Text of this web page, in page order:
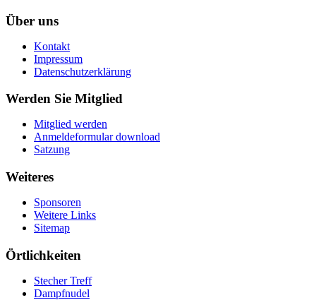
Über uns
Kontakt
Impressum
Datenschutzerklärung
Werden Sie Mitglied
Mitglied werden
Anmeldeformular download
Satzung
Weiteres
Sponsoren
Weitere Links
Sitemap
Örtlichkeiten
Stecher Treff
Dampfnudel